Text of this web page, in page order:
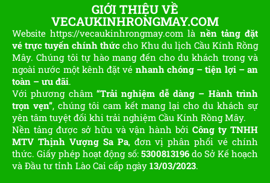
GIỚI THIỆU VỀ
VECAUKINHRONGMAY.COM
Website https://vecaukinhrongmay.com là nền tảng đặt
vé trực tuyến chính thức cho Khu du lịch Cầu Kính Rồng
Mây. Chúng tôi tự hào mang đến cho du khách trong và
ngoài nước một kênh đặt vé nhanh chóng – tiện lợi – an
toàn – ưu đãi.
Với phương châm “Trải nghiệm dễ dàng – Hành trình
trọn vẹn”, chúng tôi cam kết mang lại cho du khách sự
yên tâm tuyệt đối khi trải nghiệm Cầu Kính Rồng Mây.
Nền tảng được sở hữu và vận hành bởiCông ty TNHH
MTV Thịnh Vượng Sa Pa, đơn vị phân phối vé chính
thức. Giấy phép hoạt động số: 5300813196do Sở Kế hoạch
và Đầu tư tỉnh Lào Cai cấp ngày 13/03/2023.